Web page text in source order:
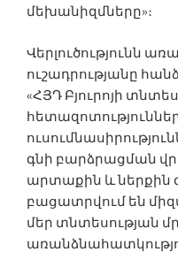
մեխանիզմները»։
Վերլուծությունն
ուշադրությանը
«ՀՅԴ Բյուրոյի
գնի բարձրացման
արտաքին և ներքին
բացատրվում են
մեր տնտեսության